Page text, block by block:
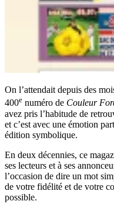
On l’attendait depuis des
400e numéro de Couleur
avez pris l’habitude de
et c’est avec une émotion
édition symbolique.
En deux décennies, ce
ses lecteurs et à ses
l’occasion de dire un mot
de votre fidélité et de votre
possible.